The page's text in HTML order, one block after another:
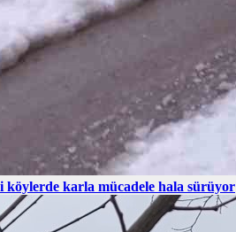
köylerde karla mücadele hala sürüyor